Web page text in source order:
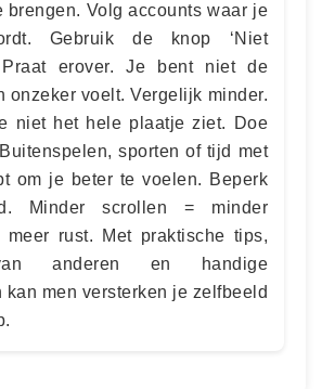
brengen. Volg accounts waar je
Gebruik de knop ‘Niet
Praat erover. Je bent niet de
onzeker voelt. Vergelijk minder.
niet het hele plaatje ziet. Doe
sporten of tijd met
om je beter te voelen. Beperk
Minder scrollen = minder
meer rust. Met praktische tips,
anderen en handige
kan men versterken je zelfbeeld